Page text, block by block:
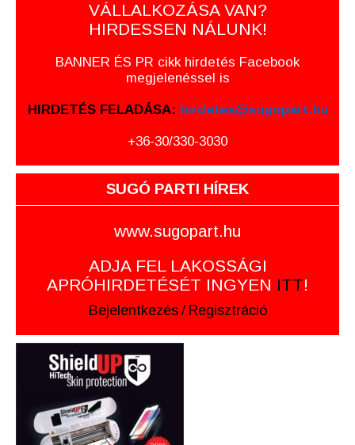
VÁLLALKOZÁSA VAN?
HIRDESSEN NÁLUNK!
BANNER ÉS PR cikk hirdetés Facebook
megjelenéssel is
HIRDETÉS FELADÁSA: hirdetes@sugopart.hu
+36-30/330-3030
SUGÓ PARTI HÍREK
www.sugopart.hu
ADJA FEL LAKOSSÁGI
APRÓHIRDETÉSÉT INGYEN ITT!
Bejelentkezés / Regisztráció